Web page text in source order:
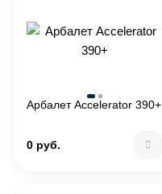
Арбалет Accelerator 390+
0 руб.